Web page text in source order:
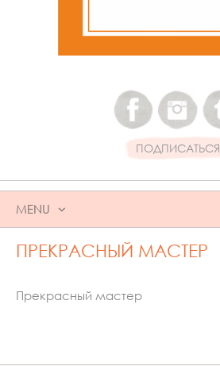
ПОДПИСАТЬСЯ
MENU
SKIP
TO
ПРЕКРАСНЫЙ МАСТЕР
Прекрасный мастер